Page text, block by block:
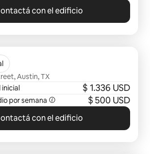
con el edificio
Austin, TX
inicial
$ 1.336 USD
por semana $ 500 USD
con el edificio